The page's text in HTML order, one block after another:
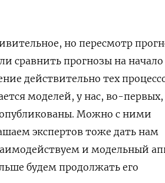
но пересмотр
сравнить прогнозы на начало
действительно тех
моделей, у нас, во-
опубликованы. Можно с ними
экспертов тоже дать нам
и модельный
будем продолжать его